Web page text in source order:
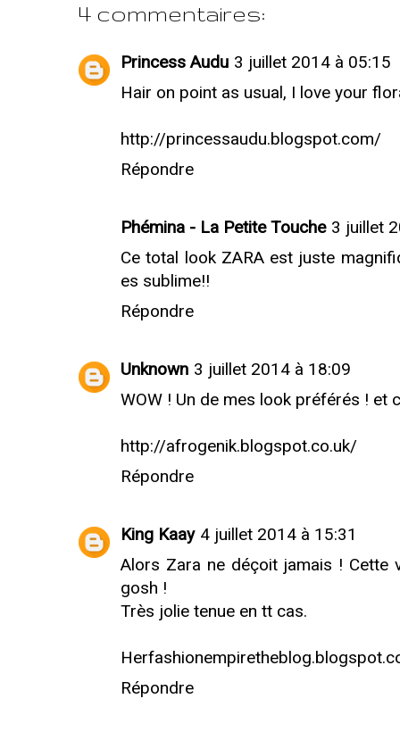
4 commentaires:
Princess Audu 3 juillet 2014 à 05:15
Hair on point as usual, I love your
http://princessaudu.blogspot.com/
Répondre
Phémina - La Petite Touche 3 juillet
Ce total look ZARA est juste
es sublime!!
Répondre
Unknown 3 juillet 2014 à 18:09
WOW ! Un de mes look préférés ! et
http://afrogenik.blogspot.co.uk/
Répondre
King Kaay 4 juillet 2014 à 15:31
Alors Zara ne déçoit jamais ! Cette
gosh !
Très jolie tenue en tt cas.
Répondre